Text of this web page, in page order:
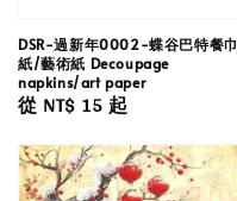
DSR-過新年0002-蝶谷巴特餐巾
紙/藝術紙 Decoupage
napkins/art paper
Regular
從 NT$ 15起